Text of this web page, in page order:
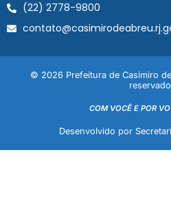
(22) 2778-9800
© 2026 Prefeitura de Casimiro
COM VOCÊ E POR
Desenvolvido por